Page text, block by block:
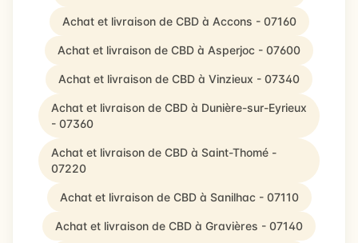
Achat et livraison de CBD à Accons - 07160
Achat et livraison de CBD à Asperjoc - 07600
Achat et livraison de CBD à Vinzieux - 07340
Achat et livraison de CBD à Dunière-sur-Eyrieux
- 07360
Achat et livraison de CBD à Saint-Thomé -
07220
Achat et livraison de CBD à Sanilhac - 07110
Achat et livraison de CBD à Gravières - 07140